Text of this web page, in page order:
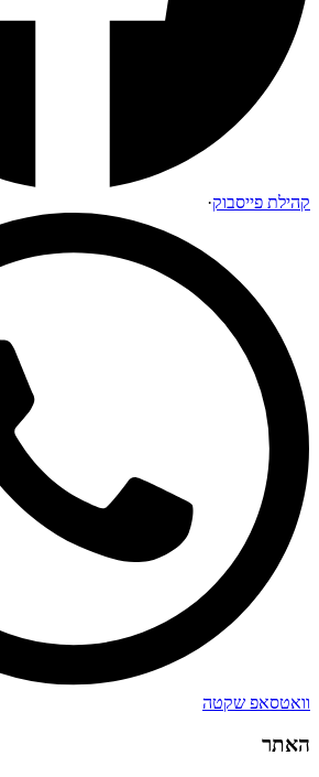
קהילת פייסבוק·
וואטסאפ שקטה
האתר